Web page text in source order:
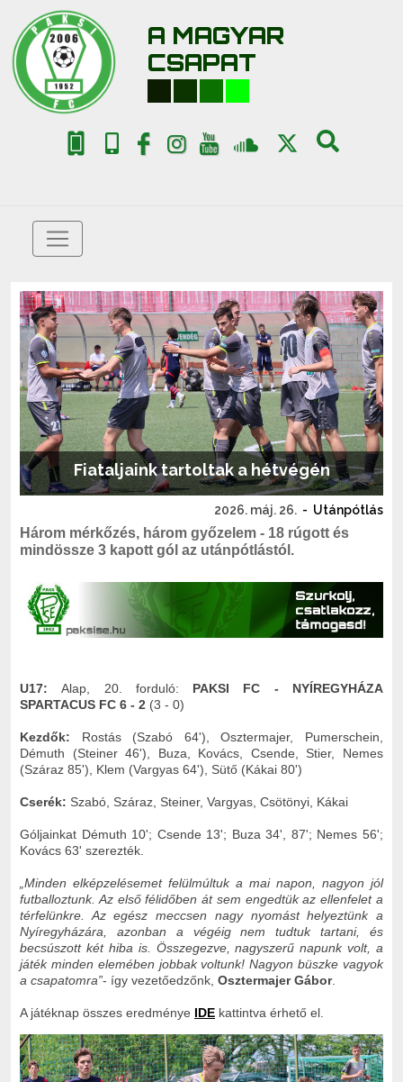
A MAGYAR
CSAPAT
Fiataljaink tartoltak a hétvégén
2026. máj. 26. - Utánpótlás
Három mérkőzés, három győzelem - 18 rúgott és
mindössze 3 kapott gól az utánpótlástól.
U17: Alap, 20. forduló: PAKSI FC - NYÍREGYHÁZA
SPARTACUS FC 6 - 2 (3 - 0)
Kezdők: Rostás (Szabó 64'), Osztermajer, Pumerschein,
Démuth (Steiner 46'), Buza, Kovács, Csende, Stier, Nemes
(Száraz 85'), Klem (Vargyas 64'), Sütő (Kákai 80')
Cserék: Szabó, Száraz, Steiner, Vargyas, Csötönyi, Kákai
Góljainkat Démuth 10'; Csende 13'; Buza 34', 87'; Nemes 56';
Kovács 63' szerezték.
„Minden elképzelésemet felülmúltuk a mai napon, nagyon jól
futballoztunk. Az első félidőben át sem engedtük az ellenfelet a
térfelünkre. Az egész meccsen nagy nyomást helyeztünk a
Nyíregyházára, azonban a végéig nem tudtuk tartani, és
becsúszott két hiba is. Összegezve, nagyszerű napunk volt, a
játék minden elemében jobbak voltunk! Nagyon büszke vagyok
a csapatomra”- így vezetőedzőnk, Osztermajer Gábor.
A játéknap összes eredménye IDE kattintva érhető el.